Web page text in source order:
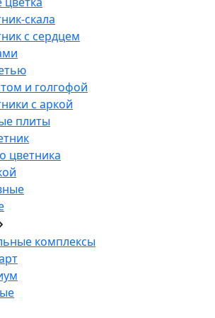
скала
с сердцем
и голгофой
с аркой
плиты
цветника
комплексы